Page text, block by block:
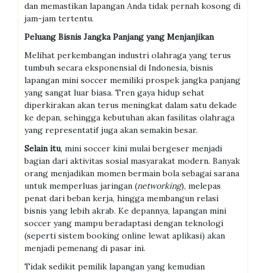
dan memastikan lapangan Anda tidak pernah kosong di
jam-jam tertentu.
Peluang Bisnis Jangka Panjang yang Menjanjikan
Melihat perkembangan industri olahraga yang terus
tumbuh secara eksponensial di Indonesia, bisnis
lapangan mini soccer memiliki prospek jangka panjang
yang sangat luar biasa. Tren gaya hidup sehat
diperkirakan akan terus meningkat dalam satu dekade
ke depan, sehingga kebutuhan akan fasilitas olahraga
yang representatif juga akan semakin besar.
Selain itu, mini soccer kini mulai bergeser menjadi
bagian dari aktivitas sosial masyarakat modern. Banyak
orang menjadikan momen bermain bola sebagai sarana
untuk memperluas jaringan (networking), melepas
penat dari beban kerja, hingga membangun relasi
bisnis yang lebih akrab. Ke depannya, lapangan mini
soccer yang mampu beradaptasi dengan teknologi
(seperti sistem booking online lewat aplikasi) akan
menjadi pemenang di pasar ini.
Tidak sedikit pemilik lapangan yang kemudian